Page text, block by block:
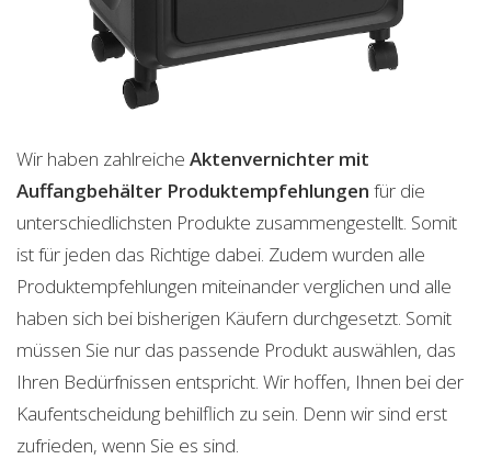
Wir haben zahlreiche Aktenvernichter mit
Auffangbehälter Produktempfehlungen für die
unterschiedlichsten Produkte zusammengestellt. Somit
ist für jeden das Richtige dabei. Zudem wurden alle
Produktempfehlungen miteinander verglichen und alle
haben sich bei bisherigen Käufern durchgesetzt. Somit
müssen Sie nur das passende Produkt auswählen, das
Ihren Bedürfnissen entspricht. Wir hoffen, Ihnen bei der
Kaufentscheidung behilflich zu sein. Denn wir sind erst
zufrieden, wenn Sie es sind.